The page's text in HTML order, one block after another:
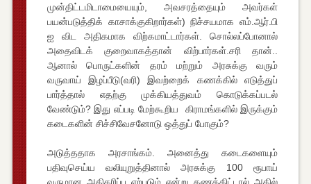
முன்திட்டமிடாமையையும், அவசரத்தையும் அவர்கள்
பயன்படுத்திக் காசாக்குகிறார்கள்) நிச்சயமாக எம்.ஆர்.பி
ஐ விட அதிகமாக விற்கமாட்டார்கள். சொல்லப்போனால்
அதைவிடக் குறைவாகத்தான் விற்பார்கள்.சரி தான்..
ஆனால் பொருட்களின் தரம் மற்றும் அரசுக்கு வரும்
வருவாய் இழப்பீடு(வரி) இவற்றைக் கணக்கில் எடுத்துப்
பார்த்தால் எதற்கு முக்கியத்துவம் கொடுக்கப்படல்
வேண்டும்? இது எப்படி மேற்கூறிய கிராமங்களில் இருக்கும்
கடைகளின் சிச்சிவேசனோடு ஒத்துப் போகும்?
அடுத்ததாக அரசாங்கம். அனைத்து கடைகளையும்
பதிவுசெய்ய வலியுறுத்தினால் அரசுக்கு 100 ரூபாய்
வருமான அதிகரிப்பு ஏற்படும் என்று கணக்கிட்டால் அதில்